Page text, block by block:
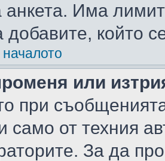
анкета. Има
който
или
при
само от техния
За да